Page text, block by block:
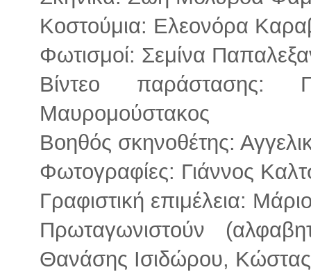
Κοστούμια: Ελεονόρα
Φωτισμοί: Σεμίνα
Βίντεο παράστασης:
Μαυρομούστακος
Βοηθός σκηνοθέτης:
Φωτογραφίες: Γιάννος
Γραφιστική επιμέλεια:
Πρωταγωνιστούν
Θανάσης Ισιδώρου,